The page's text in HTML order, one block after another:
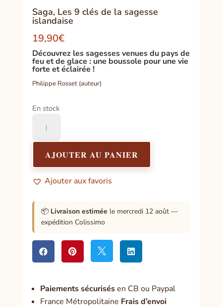
Saga, Les 9 clés de la sagesse
islandaise
19,90€
Découvrez les sagesses venues du pays de
feu et de glace : une boussole pour une vie
forte et éclairée !
Philippe Rosset (auteur)
En stock
Saga,
clés
de
sagesse
islandaise
AJOUTER AU PANIER
Ajouter aux favoris
📦 Livraison estimée le mercredi 12 août —
expédition Colissimo
   
Paiements sécurisésen CB ou Paypal
France Métropolitaine Frais d’envoi